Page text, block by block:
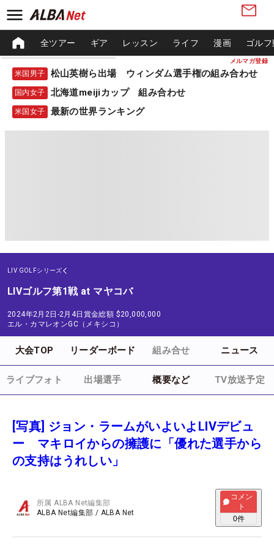
メルマガ登録
全ツアー ギア レッスン ライフ 漫画 ゴル
米国男子 松山英樹ら出場 ウィンダム選手権の組み合わせ
国内女子 北海道meijiカップ 組み合わせ
米国女子 最新の世界ランキング
LIV GOLFシリーズ
LIVゴルフ第1戦 at マヤコバ
2024年2月2日-2月4日 賞金総額 $20,000,000
エル・カマレオンGC（メキシコ）
大会TOP リーダーボード 組み合せ ニュース
ライブフォト 出場選手 概要など TV放送予定
[写真] ジョン・ラームがいよいよLIVデビュ
ー マキロイからの擁護に「優れた選手から
の支持はうれしい」
所属ALBA Net編集部
ALBA Net編集部 / ALBA Net
コメン
ト
0件